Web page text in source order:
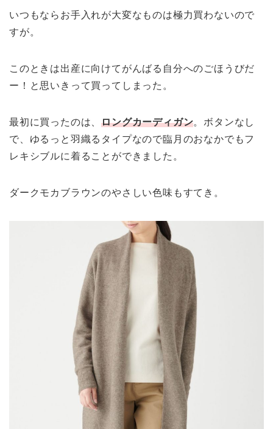
いつもならお手入れが大変なものは極力買わないので
すが。
このときは出産に向けてがんばる自分へのごほうびだ
ー！と思いきって買ってしまった。
最初に買ったのは、ロングカーディガン。ボタンなし
で、ゆるっと羽織るタイプなので臨月のおなかでもフ
レキシブルに着ることができました。
ダークモカブラウンのやさしい色味もすてき。